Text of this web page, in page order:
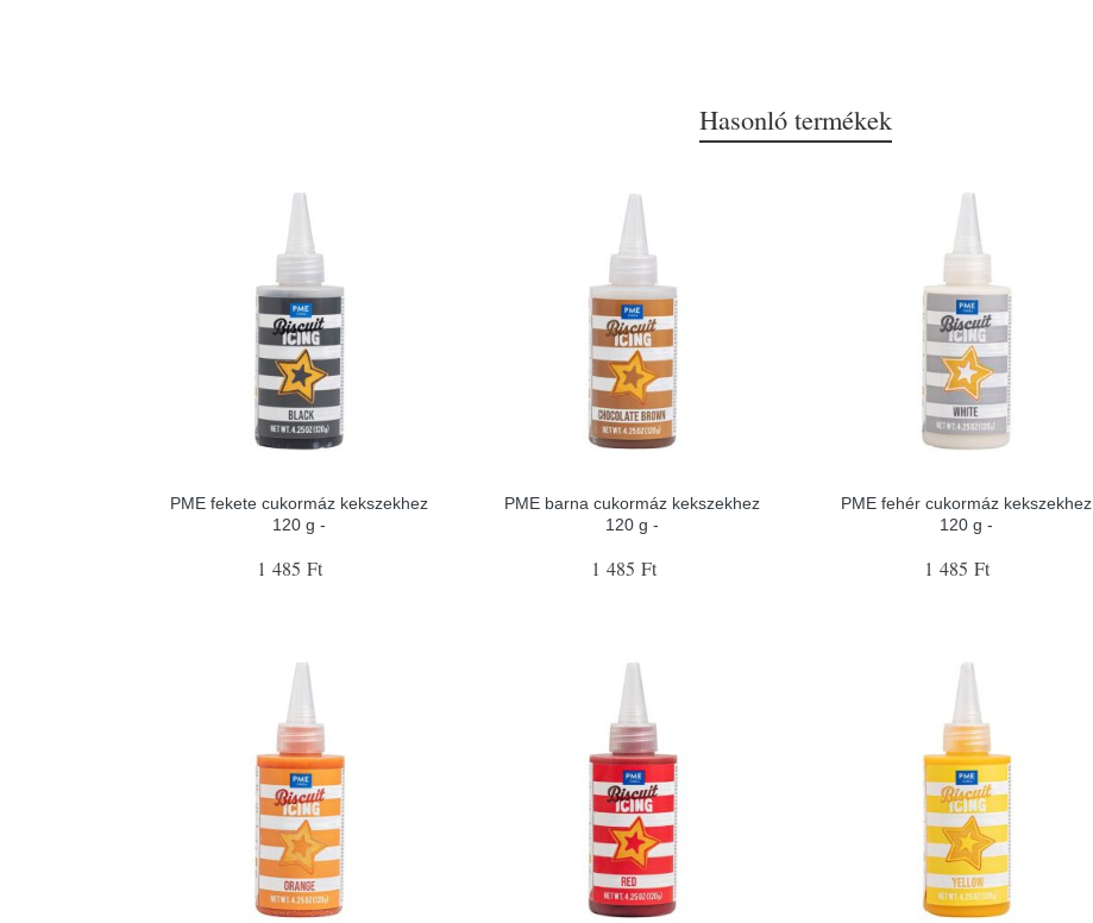
Hasonló termékek
PME fekete cukormáz kekszekhez
120 g -
1 485 Ft
PME barna cukormáz kekszekhez
120 g -
1 485 Ft
PME fehér cukormáz kekszekhez
120 g -
1 485 Ft